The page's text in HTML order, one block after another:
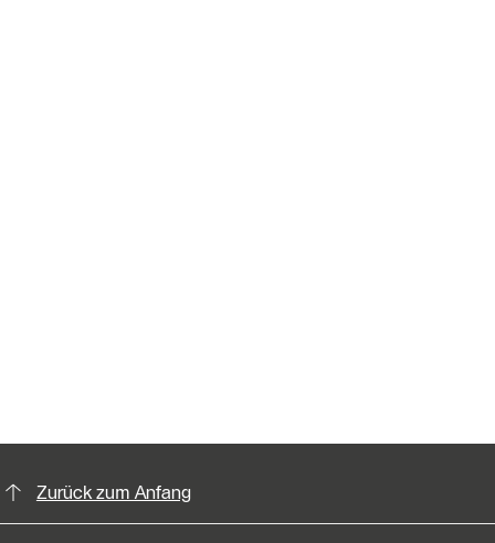
Zurück zum Anfang